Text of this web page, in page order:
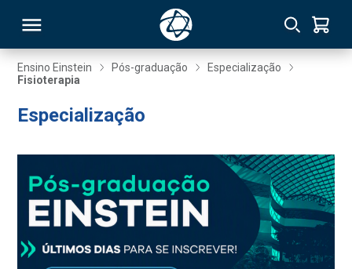
Ensino Einstein Pós-graduação
Especialização
Fisioterapia
Especialização